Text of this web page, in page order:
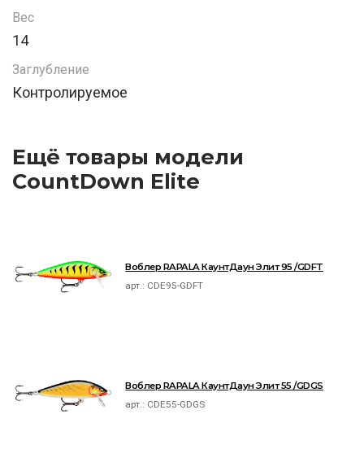
Вес
14
Заглубление
Контролируемое
Ещё товары модели
CountDown Elite
Воблер RAPALA КаунтДаун Элит 95 /GDFT
арт.: CDE95-GDFT
Воблер RAPALA КаунтДаун Элит 55 /GDGS
арт.: CDE55-GDGS